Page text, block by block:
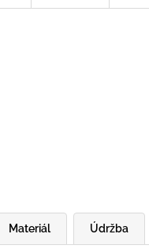
Materiál Údržba